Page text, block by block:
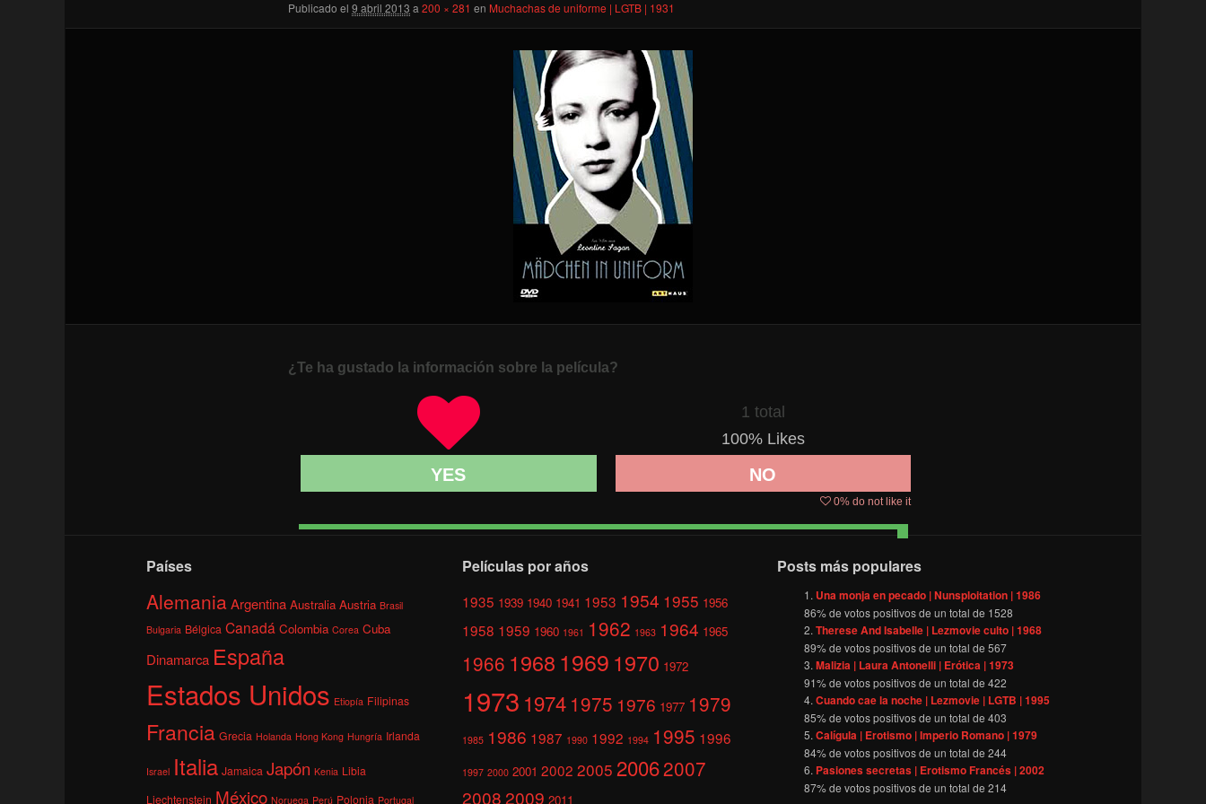
Publicado el 9 abril 2013 a200 × 281 en Muchachas de uniforme | LGTB | 1931
¿Te ha gustado la información sobre la película?
1 total
100% Likes
YES NO
0% do not like it
Países
AlemaniaArgentina Australia Austria Brasil
Bulgaria Bélgica Canadá Colombia Corea Cuba
Dinamarca España
Estados Unidos Etiopía Filipinas
Francia Grecia Holanda Hong Kong Hungría Irlanda
Israel Italia Jamaica Japón Kenia Libia
Liechtenstein México Noruega Perú Polonia Portugal
Películas por años
1935 1939 1940 1941 1953 1954 1955 1956
1958 1959 1960 1961 1962 1963 1964 1965
1966 1968 1969 1970 1972
1973 1974 1975 1976 1977 1979
1985 1986 1987 1990 1992 1994 1995 1996
1997 2000 2001 2002 2005 20062007
20082009 2011
Posts más populares
Una monja en pecado | Nunsploitation | 1986
86% de votos positivos de un total de 1528
Therese And Isabelle | Lezmovie culto | 1968
89% de votos positivos de un total de567
Malizia | Laura Antonelli | Erótica | 1973
91% de votos positivos de un total de422
Cuando cae la noche | Lezmovie | LGTB | 1995
85% de votos positivos de un total de403
Calígula | Erotismo | Imperio Romano | 1979
84% de votos positivos de un total de244
Pasiones secretas | Erotismo Francés | 2002
87% de votos positivos de un total de214